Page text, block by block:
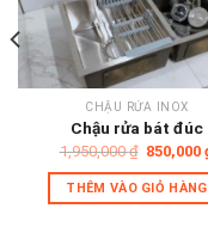
CHẬU RỬA INOX
Chậu rửa bát đúc
1,950,000₫ Giá
gốc
là:
850,000
THÊM VÀO GIỎ HÀNG